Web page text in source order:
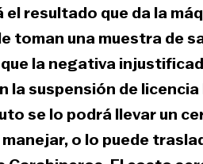
resultado que da la
toman una muestra de
la negativa
la suspensión de
se lo podrá llevar un
o lo puede